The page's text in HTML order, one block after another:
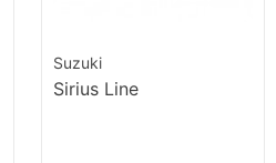
Suzuki
Sirius Line